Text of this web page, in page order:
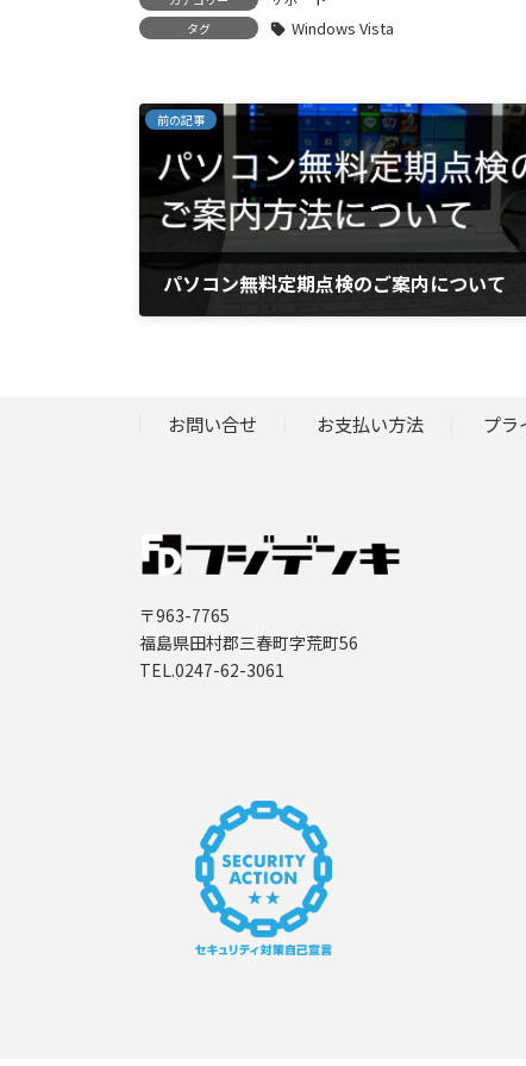
タグ Windows Vista
前の記事
パソコン無料定期点検のご案内について
お問い合せ お支払い方法 プラ
〒963-7765
福島県田村郡三春町字荒町56
TEL.0247-62-3061